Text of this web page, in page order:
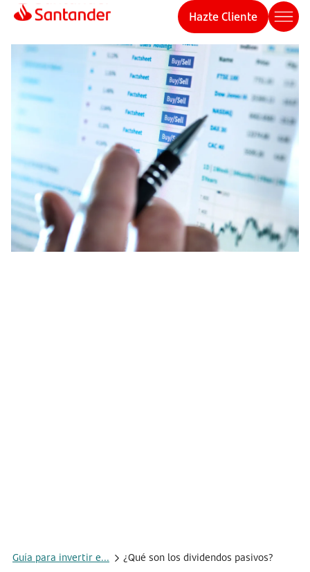
Hazte Cliente
Guía para invertir e... ¿Qué son los dividendos pasivos?